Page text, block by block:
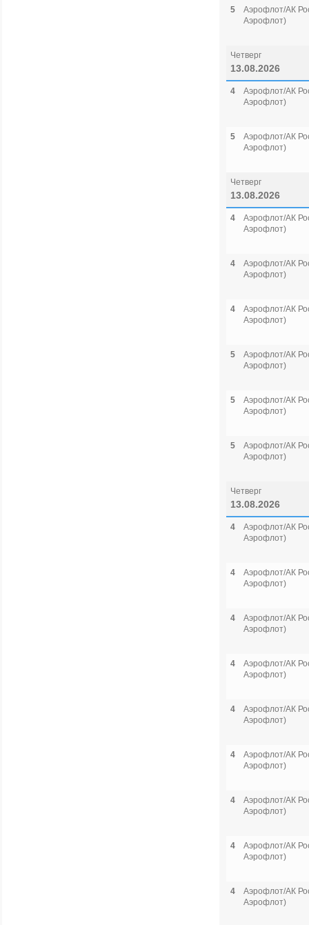
5
Аэрофлот/АК
Аэрофлот)
Четверг
13.08.2026
4
Аэрофлот/АК
Аэрофлот)
5
Аэрофлот/АК
Аэрофлот)
Четверг
13.08.2026
4
Аэрофлот/АК
Аэрофлот)
4
Аэрофлот/АК
Аэрофлот)
4
Аэрофлот/АК
Аэрофлот)
5
Аэрофлот/АК
Аэрофлот)
5
Аэрофлот/АК
Аэрофлот)
5
Аэрофлот/АК
Аэрофлот)
Четверг
13.08.2026
4
Аэрофлот/АК
Аэрофлот)
4
Аэрофлот/АК
Аэрофлот)
4
Аэрофлот/АК
Аэрофлот)
4
Аэрофлот/АК
Аэрофлот)
4
Аэрофлот/АК
Аэрофлот)
4
Аэрофлот/АК
Аэрофлот)
4
Аэрофлот/АК
Аэрофлот)
4
Аэрофлот/АК
Аэрофлот)
4
Аэрофлот/АК
Аэрофлот)